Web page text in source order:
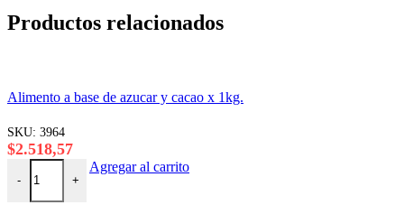
Productos relacionados
Alimento a base de azucar y cacao x 1kg.
SKU: 3964
$2.518,57
-
Alimento a base de azucar y cacao x 1kg. cantidad
+
Agregar al carrito